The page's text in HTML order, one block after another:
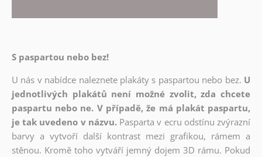
S paspartou nebo bez!
U nás v nabídce naleznete plakáty s paspartou nebo bez. U
jednotlivých plakátů není možné zvolit, zda chcete
paspartu nebo ne. V případě, že má plakát paspartu,
je tak uvedeno v názvu. Pasparta v ecru odstínu zvýrazní
barvy a vytvoří další kontrast mezi grafikou, rámem a
stěnou. Kromě toho vytváří jemný dojem 3D rámu. Pokud